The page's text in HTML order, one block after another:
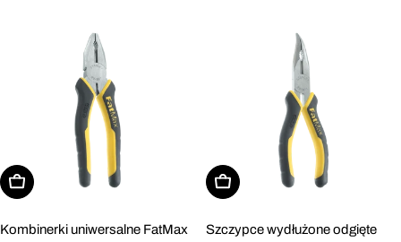
Dodaj do koszyka
Kombinerki uniwersalne FatMax
Dodaj do koszyka
Szczypce wydłużone odgięte